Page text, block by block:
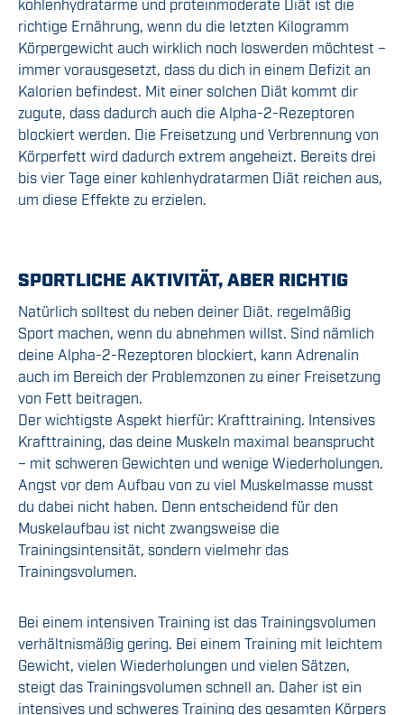
kohlenhydratarme und proteinmoderate Diät ist die
richtige Ernährung, wenn du die letzten Kilogramm
Körpergewicht auch wirklich noch loswerden möchtest –
immer vorausgesetzt, dass du dich in einem Defizit an
Kalorien befindest. Mit einer solchen Diät kommt dir
zugute, dass dadurch auch die Alpha-2-Rezeptoren
blockiert werden. Die Freisetzung und Verbrennung von
Körperfett wird dadurch extrem angeheizt. Bereits drei
bis vier Tage einer kohlenhydratarmen Diät reichen aus,
um diese Effekte zu erzielen.
SPORTLICHE AKTIVITÄT, ABER RICHTIG
Natürlich solltest du neben deiner Diät. regelmäßig
Sport machen, wenn du abnehmen willst. Sind nämlich
deine Alpha-2-Rezeptoren blockiert, kann Adrenalin
auch im Bereich der Problemzonen zu einer Freisetzung
von Fett beitragen.
Der wichtigste Aspekt hierfür: Krafttraining. Intensives
Krafttraining, das deine Muskeln maximal beansprucht
– mit schweren Gewichten und wenige Wiederholungen.
Angst vor dem Aufbau von zu viel Muskelmasse musst
du dabei nicht haben. Denn entscheidend für den
Muskelaufbau ist nicht zwangsweise die
Trainingsintensität, sondern vielmehr das
Trainingsvolumen.
Bei einem intensiven Training ist das Trainingsvolumen
verhältnismäßig gering. Bei einem Training mit leichtem
Gewicht, vielen Wiederholungen und vielen Sätzen,
steigt das Trainingsvolumen schnell an. Daher ist ein
intensives und schweres Training des gesamten Körpers